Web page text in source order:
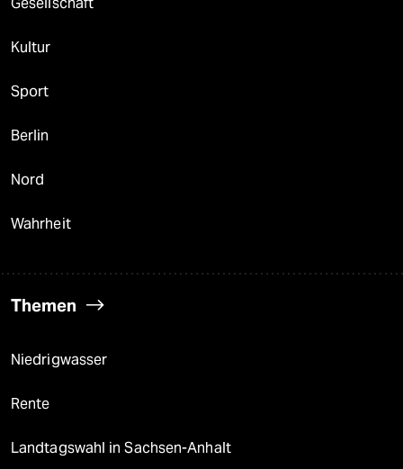
Gesellschaft
Kultur
Sport
Berlin
Nord
Wahrheit
Themen
Niedrigwasser
Rente
Landtagswahl in Sachsen-Anhalt